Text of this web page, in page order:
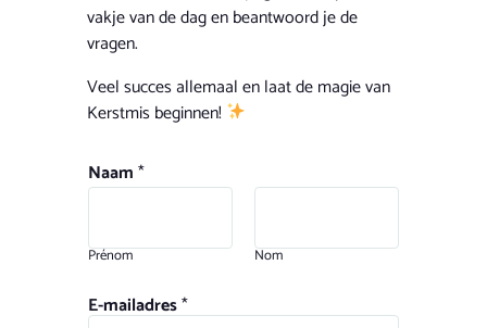
vakje van de dag en beantwoord je de
vragen.
Veel succes allemaal en laat de magie van
Kerstmis beginnen!
Naam*
Prénom Nom
E-mailadres*